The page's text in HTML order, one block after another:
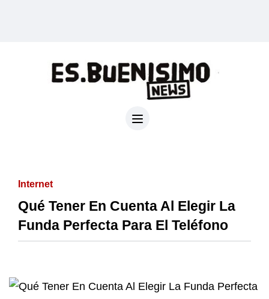
Internet
Qué Tener En Cuenta Al Elegir La
Funda Perfecta Para El Teléfono